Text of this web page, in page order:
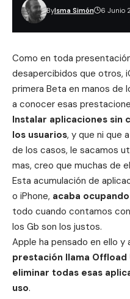
ByIsma Simón 6 Junio
Como en toda
desapercibidos que otros,
primera Beta en manos de
a conocer esas
Instalar aplicaciones sin
los usuarios, y que ni que
de los casos, le sacamos
mas, creo que muchas de
Esta acumulación de
o iPhone, acaba
todo cuando contamos
los Gb son los justos.
Apple ha pensado en ello y
prestación llama Offload
eliminar todas esas
uso.